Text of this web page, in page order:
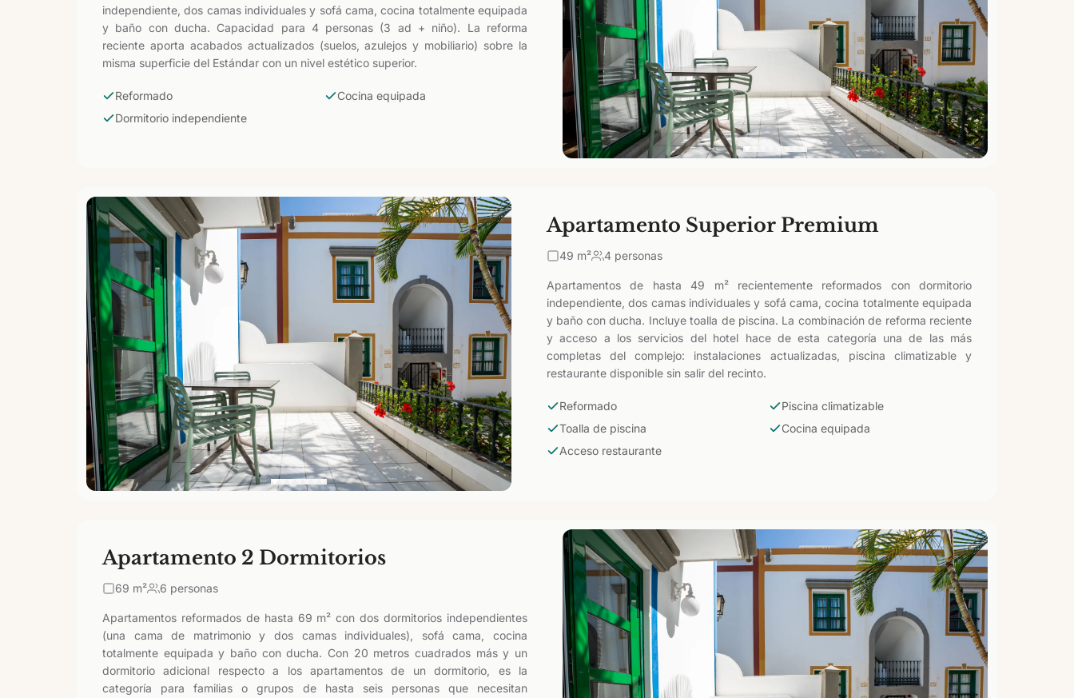
independiente, dos camas individuales y sofá cama, cocina totalmente equipada
y baño con ducha. Capacidad para 4 personas (3 ad + niño). La reforma
reciente aporta acabados actualizados (suelos, azulejos y mobiliario) sobre la
misma superficie del Estándar con un nivel estético superior.
Reformado
Cocina equipada
Dormitorio independiente
Apartamento Superior Premium
49 m² 4 personas
Apartamentos de hasta 49 m² recientemente reformados con dormitorio
independiente, dos camas individuales y sofá cama, cocina totalmente equipada
y baño con ducha. Incluye toalla de piscina. La combinación de reforma reciente
y acceso a los servicios del hotel hace de esta categoría una de las más
completas del complejo: instalaciones actualizadas, piscina climatizable y
restaurante disponible sin salir del recinto.
Reformado
Piscina climatizable
Toalla de piscina
Cocina equipada
Acceso restaurante
Apartamento 2 Dormitorios
69 m² 6 personas
Apartamentos reformados de hasta 69 m² con dos dormitorios independientes
(una cama de matrimonio y dos camas individuales), sofá cama, cocina
totalmente equipada y baño con ducha. Con 20 metros cuadrados más y un
dormitorio adicional respecto a los apartamentos de un dormitorio, es la
categoría para familias o grupos de hasta seis personas que necesitan